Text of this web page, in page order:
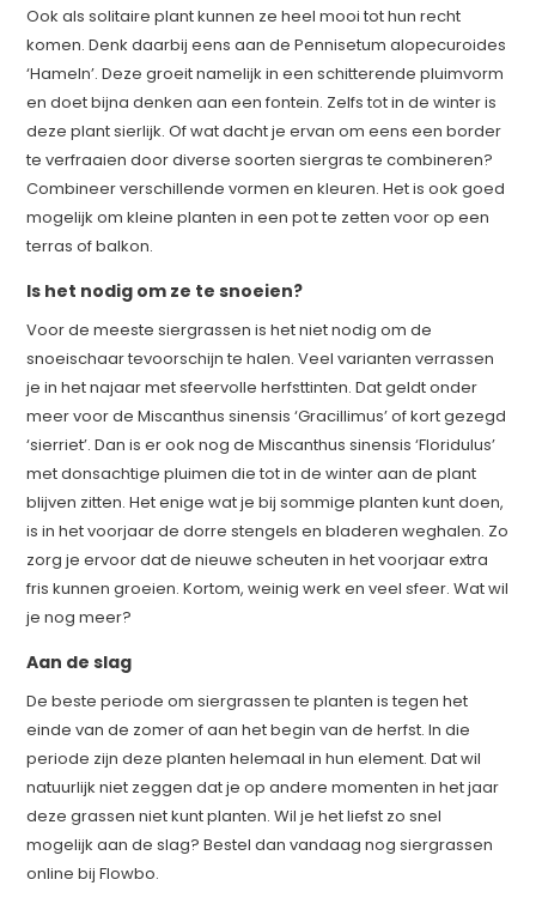
Ook als solitaire plant kunnen ze heel mooi tot hun recht
komen. Denk daarbij eens aan de Pennisetum alopecuroides
‘Hameln’. Deze groeit namelijk in een schitterende pluimvorm
en doet bijna denken aan een fontein. Zelfs tot in de winter is
deze plant sierlijk. Of wat dacht je ervan om eens een border
te verfraaien door diverse soorten siergras te combineren?
Combineer verschillende vormen en kleuren. Het is ook goed
mogelijk om kleine planten in een pot te zetten voor op een
terras of balkon.
Is het nodig om ze te snoeien?
Voor de meeste siergrassen is het niet nodig om de
snoeischaar tevoorschijn te halen. Veel varianten verrassen
je in het najaar met sfeervolle herfsttinten. Dat geldt onder
meer voor de Miscanthus sinensis ‘Gracillimus’ of kort gezegd
‘sierriet’. Dan is er ook nog de Miscanthus sinensis ‘Floridulus’
met donsachtige pluimen die tot in de winter aan de plant
blijven zitten. Het enige wat je bij sommige planten kunt doen,
is in het voorjaar de dorre stengels en bladeren weghalen. Zo
zorg je ervoor dat de nieuwe scheuten in het voorjaar extra
fris kunnen groeien. Kortom, weinig werk en veel sfeer. Wat wil
je nog meer?
Aan de slag
De beste periode om siergrassen te planten is tegen het
einde van de zomer of aan het begin van de herfst. In die
periode zijn deze planten helemaal in hun element. Dat wil
natuurlijk niet zeggen dat je op andere momenten in het jaar
deze grassen niet kunt planten. Wil je het liefst zo snel
mogelijk aan de slag? Bestel dan vandaag nog siergrassen
online bij Flowbo.